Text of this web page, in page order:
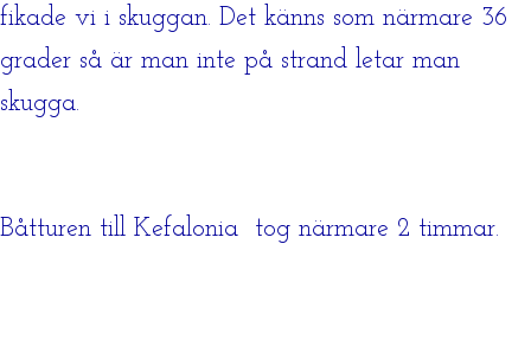
fikade vi i skuggan. Det känns som närmare 36
grader så är man inte på strand letar man
skugga.
Båtturen till Kefalonia tog närmare 2 timmar.